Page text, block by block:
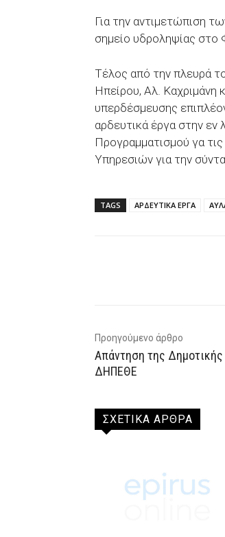
Για την αντιμετώπιση
σημείο υδροληψίας στο
Τέλος από την πλευρά
Ηπείρου, Αλ. Καχριμάνη
υπερδέσμευσης
αρδευτικά έργα στην
Προγραμματισμού γα
Υπηρεσιών για την
TAGS ΑΡΔΕΥΤΙΚΑ ΕΡΓΑ
Προηγούμενο άρθρο
Απάντηση της Δημοτικής
ΔΗΠΕΘΕ
ΣΧΕΤΙΚΑ ΑΡΘΡΑ